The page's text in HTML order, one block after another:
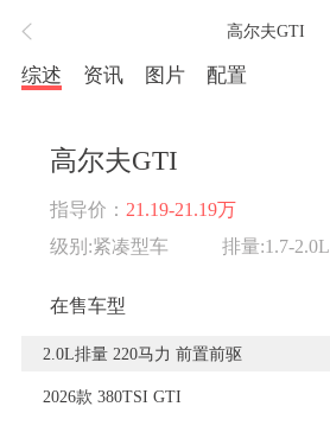
高尔夫GTI
综述 资讯 图片 配置
高尔夫GTI
指导价： 21.19-21.19万
级别:紧凑型车
排量:1.7-2.0L
在售车型
2.0L排量 220马力 前置前驱
2026款 380TSI GTI